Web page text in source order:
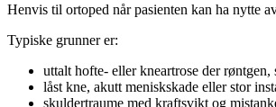
Henvis til ortoped når pasienten kan ha nytte
Typiske grunner er:
uttalt hofte- eller kneartrose der
låst kne, akutt meniskskade eller stor
skuldertraume med kraftsvikt og